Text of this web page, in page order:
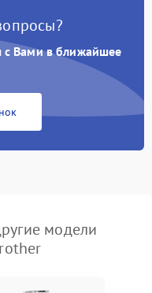
с Вами в ближайшее
модели